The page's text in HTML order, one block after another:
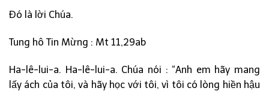
Đó là lời Chúa.
Tung hô Tin Mừng : Mt 11,29ab
Ha-lê-lui-a. Ha-lê-lui-a. Chúa nói : “Anh em hãy mang
lấy ách của tôi, và hãy học với tôi, vì tôi có lòng hiền hậu